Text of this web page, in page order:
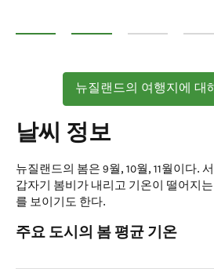
뉴질랜드의 여행지에 대
날씨 정보
뉴질랜드의 봄은 9월, 10월, 11월이다.
갑자기 봄비가 내리고 기온이 떨어지
를 보이기도 한다.
주요 도시의 봄 평균 기온